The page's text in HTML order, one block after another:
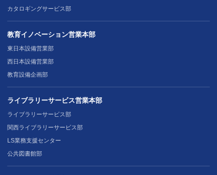
カタロギングサービス部
教育イノベーション営業本部
東日本設備営業部
西日本設備営業部
教育設備企画部
ライブラリーサービス営業本部
ライブラリーサービス部
関西ライブラリーサービス部
LS業務支援センター
公共図書館部